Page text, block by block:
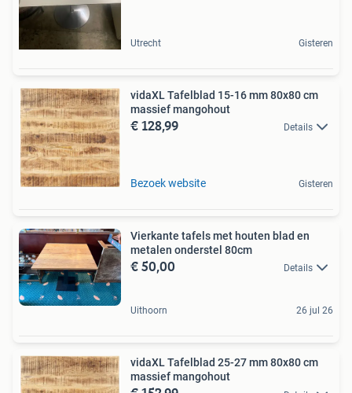
Utrecht Gisteren
vidaXL Tafelblad 15-16 mm 80x80 cm
massief mangohout
€ 128,99 Details
Bezoek website Gisteren
Vierkante tafels met houten blad en
metalen onderstel 80cm
€ 50,00 Details
Uithoorn 26 jul 26
vidaXL Tafelblad 25-27 mm 80x80 cm
massief mangohout